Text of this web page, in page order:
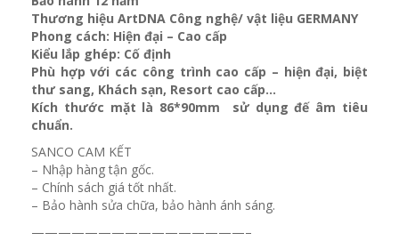
Thương hiệu ArtDNA Công nghệ/ vật liệu GERMANY
Phong cách: Hiện đại – Cao cấp
Kiểu lắp ghép: Cố định
Phù hợp với các công trình cao cấp – hiện đại, biệt
thư sang, Khách sạn, Resort cao cấp…
Kích thước mặt là 86*90mm sử dụng đế âm tiêu
chuẩn.
SANCO CAM KẾT
– Nhập hàng tận gốc.
– Chính sách giá tốt nhất.
– Bảo hành sửa chữa, bảo hành ánh sáng.
————————————————–